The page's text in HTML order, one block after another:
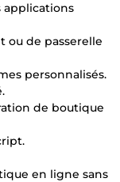
applications
ou de passerelle
personnalisés.
de boutique
en ligne sans